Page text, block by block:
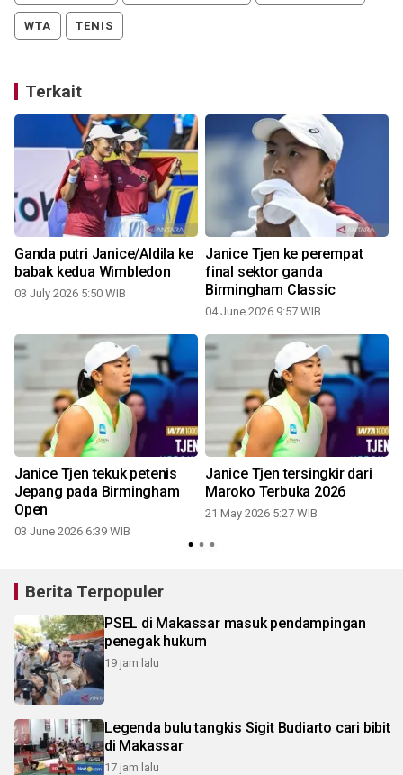
WTA TENIS
Terkait
Ganda putri Janice/Aldila ke
babak kedua Wimbledon
03 July 2026 5:50 WIB
Janice Tjen ke perempat
final sektor ganda
Birmingham Classic
04 June 2026 9:57 WIB
Janice Tjen tekuk petenis
Jepang pada Birmingham
Open
03 June 2026 6:39 WIB
Janice Tjen tersingkir dari
Maroko Terbuka 2026
21 May 2026 5:27 WIB
Berita Terpopuler
PSEL di Makassar masuk pendampingan
penegak hukum
19 jam lalu
Legenda bulu tangkis Sigit Budiarto cari bibit
di Makassar
17 jam lalu